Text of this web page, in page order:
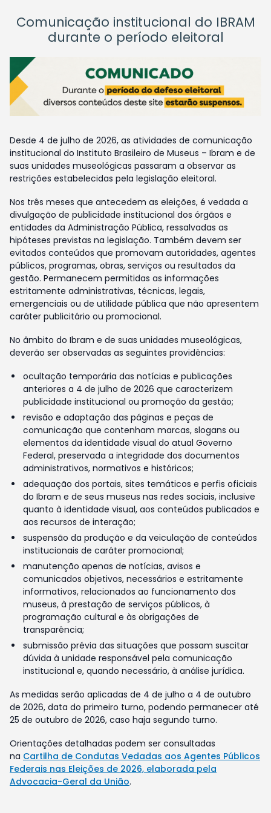
Comunicação institucional do IBRAM
durante o período eleitoral
Desde 4 de julho de 2026, as atividades de comunicação
institucional do Instituto Brasileiro de Museus – Ibram e de
suas unidades museológicas passaram a observar as
restrições estabelecidas pela legislação eleitoral.
Nos três meses que antecedem as eleições, é vedada a
divulgação de publicidade institucional dos órgãos e
entidades da Administração Pública, ressalvadas as
hipóteses previstas na legislação. Também devem ser
evitados conteúdos que promovam autoridades, agentes
públicos, programas, obras, serviços ou resultados da
gestão. Permanecem permitidas as informações
estritamente administrativas, técnicas, legais,
emergenciais ou de utilidade pública que não apresentem
caráter publicitário ou promocional.
No âmbito do Ibram e de suas unidades museológicas,
deverão ser observadas as seguintes providências:
ocultação temporária das notícias e publicações
anteriores a 4 de julho de 2026 que caracterizem
publicidade institucional ou promoção da gestão;
revisão e adaptação das páginas e peças de
comunicação que contenham marcas, slogans ou
elementos da identidade visual do atual Governo
Federal, preservada a integridade dos documentos
administrativos, normativos e históricos;
adequação dos portais, sites temáticos e perfis oficiais
do Ibram e de seus museus nas redes sociais, inclusive
quanto à identidade visual, aos conteúdos publicados e
aos recursos de interação;
suspensão da produção e da veiculação de conteúdos
institucionais de caráter promocional;
manutenção apenas de notícias, avisos e
comunicados objetivos, necessários e estritamente
informativos, relacionados ao funcionamento dos
museus, à prestação de serviços públicos, à
programação cultural e às obrigações de
transparência;
submissão prévia das situações que possam suscitar
dúvida à unidade responsável pela comunicação
institucional e, quando necessário, à análise jurídica.
As medidas serão aplicadas de 4 de julho a 4 de outubro
de 2026, data do primeiro turno, podendo permanecer até
25 de outubro de 2026, caso haja segundo turno.
Orientações detalhadas podem ser consultadas
na Cartilha de Condutas Vedadas aos Agentes Públicos
Federais nas Eleições de 2026, elaborada pela
Advocacia-Geral da União.